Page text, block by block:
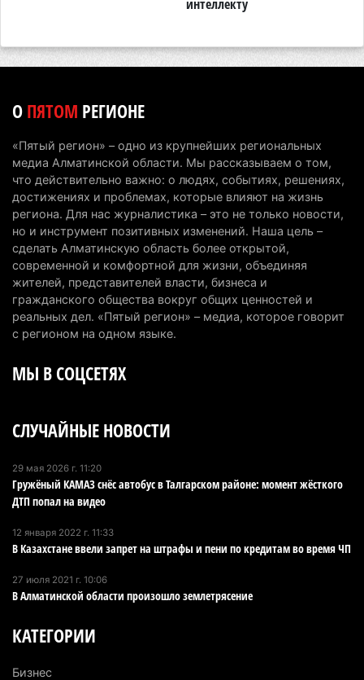
трагедии
В Алматинской области запустят производство
пилотов
5 августа 2026 г. 08:29 174
В Alatau City Authority назначили нового
директора по коммуникациям
4 августа 2026 г. 20:22
Партия «Әділет» предложила превратить
университеты в центры технологий и новых
рабочих мест
В Алматинской области назначили нового
4 августа 2026 г. 14:29
В Алматинской области второй день не могут
потушить пожар в Аксайском ущелье
4 августа 2026 г. 13:02
В Алматы приостановили лицензии 350
4 августа 2026 г. 12:06
возглавил аппарат города
интеллекту
ОПЯТОМ РЕГИОНЕ
«Пятый регион» – одно из крупнейших региональных
медиа Алматинской области. Мы рассказываем о том,
что действительно важно: о людях, событиях, решениях,
достижениях и проблемах, которые влияют на жизнь
региона. Для нас журналистика – это не только новости,
но и инструмент позитивных изменений. Наша цель –
сделать Алматинскую область более открытой,
современной и комфортной для жизни, объединяя
жителей, представителей власти, бизнеса и
гражданского общества вокруг общих ценностей и
реальных дел. «Пятый регион» – медиа, которое говорит
с регионом на одном языке.
МЫ В СОЦСЕТЯХ
СЛУЧАЙНЫЕ НОВОСТИ
29 мая 2026 г. 11:20
Гружёный КАМАЗ снёс автобус в Талгарском районе: момент жёсткого
ДТП попал на видео
12 января 2022 г. 11:33
В Казахстане ввели запрет на штрафы и пени по кредитам во время ЧП
27 июля 2021 г. 10:06
В Алматинской области произошло землетрясение
КАТЕГОРИИ
Бизнес